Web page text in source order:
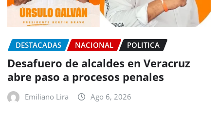
DESTACADAS NACIONAL POLITICA
Desafuero de alcaldes en Veracruz
abre paso a procesos penales
Emiliano Lira Ago 6, 2026